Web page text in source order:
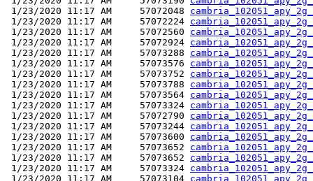
1/23/2020 11:17 AM     57072048
1/23/2020 11:17 AM     57072224
1/23/2020 11:17 AM     57072560
1/23/2020 11:17 AM     57072924
1/23/2020 11:17 AM     57073288
1/23/2020 11:17 AM     57073576
1/23/2020 11:17 AM     57073752
1/23/2020 11:17 AM     57073788
1/23/2020 11:17 AM     57073564
1/23/2020 11:17 AM     57073324
1/23/2020 11:17 AM     57072790
1/23/2020 11:17 AM     57073244
1/23/2020 11:17 AM     57073600
1/23/2020 11:17 AM     57073652
1/23/2020 11:17 AM     57073652
1/23/2020 11:17 AM     57073324
1/23/2020 11:17 AM     57073104